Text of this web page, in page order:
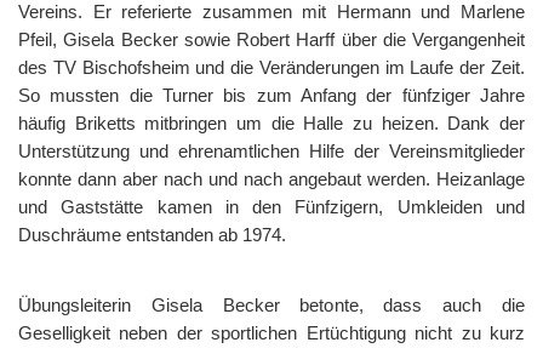
Vereins. Er referierte zusammen mit Hermann und Marlene
Pfeil, Gisela Becker sowie Robert Harff über die Vergangenheit
des TV Bischofsheim und die Veränderungen im Laufe der Zeit.
So mussten die Turner bis zum Anfang der fünfziger Jahre
häufig Briketts mitbringen um die Halle zu heizen. Dank der
Unterstützung und ehrenamtlichen Hilfe der Vereinsmitglieder
konnte dann aber nach und nach angebaut werden. Heizanlage
und Gaststätte kamen in den Fünfzigern, Umkleiden und
Duschräume entstanden ab 1974.
Übungsleiterin Gisela Becker betonte, dass auch die
Geselligkeit neben der sportlichen Ertüchtigung nicht zu kurz